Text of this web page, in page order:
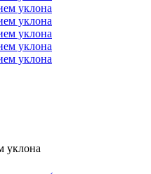
уклона